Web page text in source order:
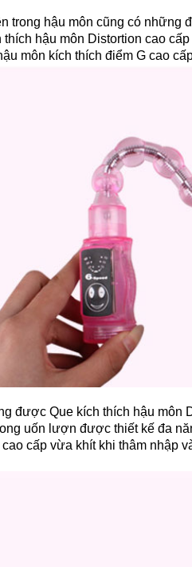
trong hậu môn cũng có những
hậu môn Distortion cao
môn kích thích điểm G cao
được Que kích thích hậu
uốn lượn được thiết kế đa
cấp vừa khít khi thâm nhập